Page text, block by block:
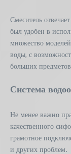
Смеситель
был удобен в
множество
воды, с
больших
Система
Не менее важно
качественного
грамотное
и других проблем.